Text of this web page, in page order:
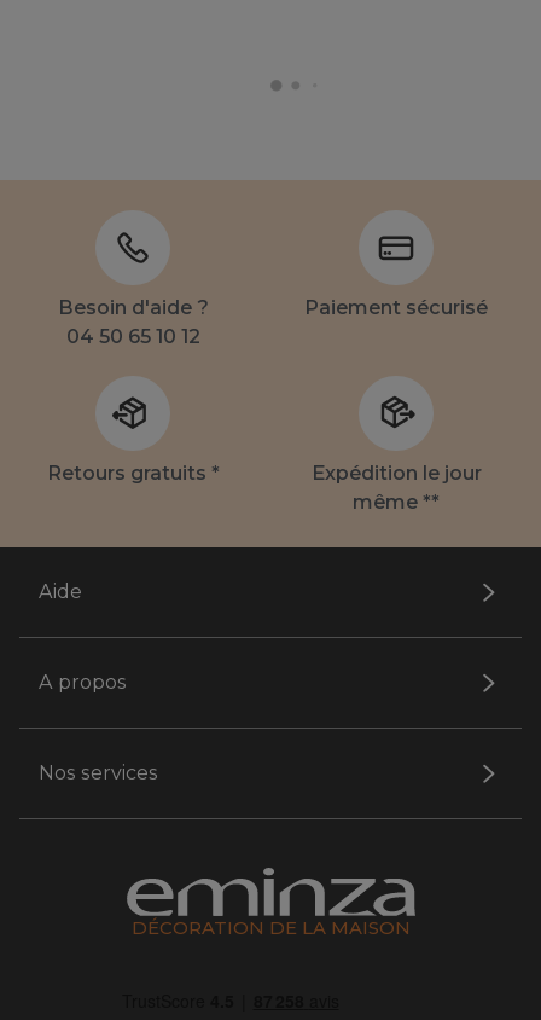
Besoin d'aide ?
04 50 65 10 12
Paiement sécurisé
Retours gratuits *
Expédition le jour
même **
Aide
A propos
Nos services
DÉCORATION DE LA MAISON